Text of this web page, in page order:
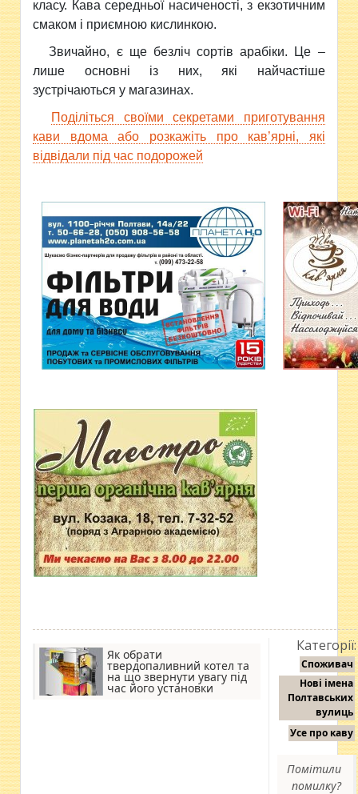
класу. Кава середньої насиченості, з екзотичним
смаком і приємною кислинкою.
Звичайно, є ще безліч сортів арабіки. Це –
лише основні із них, які найчастіше
зустрічаються у магазинах.
Поділіться своїми секретами приготування
кави вдома або розкажіть про кав’ярні, які
відвідали під час подорожей
Як обрати
твердопаливний котел та
на що звернути увагу під
час його установки
Категорії:
Споживач
Нові імена
Полтавських
вулиць
Усе про каву
Помітили
помилку?